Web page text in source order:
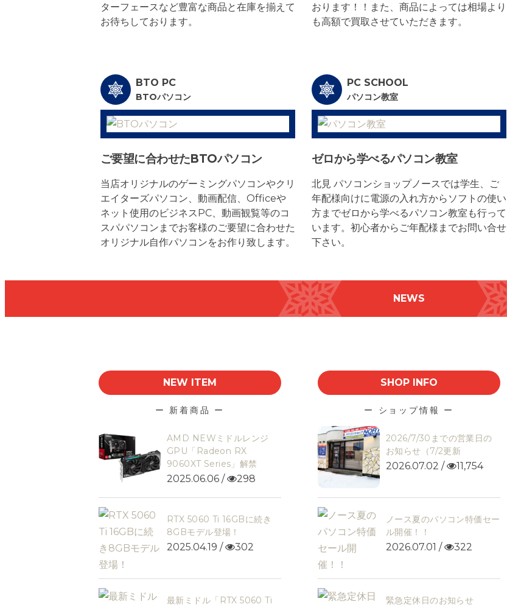
ターフェースなど豊富な商品と在庫を揃えて
お待ちしております。
おります！！また、商品によっては相場より
も高額で買取させていただきます。
BTO PC
BTOパソコン
ご要望に合わせたBTOパソコン
当店オリジナルのゲーミングパソコンやクリ
エイターズパソコン、動画配信、Officeや
ネット使用のビジネスPC、動画観覧等のコ
スパパソコンまでお客様のご要望に合わせた
オリジナル自作パソコンをお作り致します。
PC SCHOOL
パソコン教室
ゼロから学べるパソコン教室
北見 パソコンショップノースでは学生、ご
年配様向けに電源の入れ方からソフトの使い
方までゼロから学べるパソコン教室も行って
います。初心者からご年配様までお問い合せ
下さい。
NEWS
NEW ITEM
ー 新着商品 ー
AMD NEWミドルレンジ
GPU「Radeon RX
9060XT Series」解禁
2025.06.06 / 298
RTX 5060 Ti 16GBに続き
8GBモデル登場！
2025.04.19 / 302
最新ミドル「RTX 5060 Ti
SHOP INFO
ー ショップ情報 ー
2026/7/30までの営業日の
お知らせ（7/2更新
2026.07.02 / 11,754
ノース夏のパソコン特価セー
ル開催！！
2026.07.01 / 322
緊急定休日のお知らせ
ショップ情報
7/30までの営業日のお知
らせ（7/2更新
ショップ情報
ノース夏のパソコン特価セール
開催！！
ショップ情報
緊急定休日のお知らせ